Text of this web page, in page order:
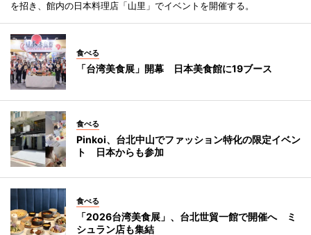
を招き、館内の日本料理店「山里」でイベントを開催する。
食べる
「台湾美食展」開幕 日本美食館に19ブース
食べる
Pinkoi、台北中山でファッション特化の限定イベン
ト 日本からも参加
食べる
「2026台湾美食展」、台北世貿一館で開催へ ミ
シュラン店も集結